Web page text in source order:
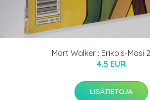
Mort Walker : Erikois-Masi
4.5 EUR
LISÄTIETOJA